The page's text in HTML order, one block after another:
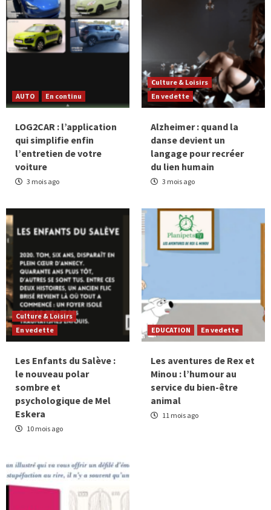
AUTO En continu
LOG2CAR : l’application
qui simplifie enfin
l’entretien de votre
voiture
3 mois ago
Culture & Loisirs
En vedette
Alzheimer : quand la
danse devient un
langage pour recréer
du lien humain
3 mois ago
Culture & Loisirs
En vedette
Les Enfants du Salève :
le nouveau polar
sombre et
psychologique de Mel
Eskera
10 mois ago
EDUCATION En vedette
Les aventures de Rex et
Minou : l’humour au
service du bien-être
animal
11 mois ago